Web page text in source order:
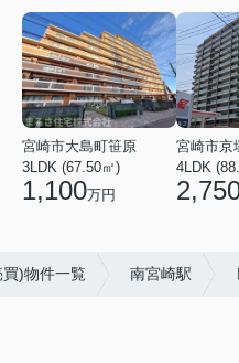
宮崎市大島町笹原
3LDK (67.50㎡)
1,100万円
宮崎市京
4LDK
)物件一覧 南宮崎駅